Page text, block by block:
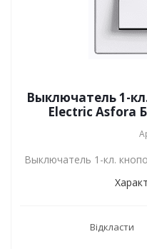
Выключатель 1-
Electric Asfora
Выключатель 1-кл.
Відкласти